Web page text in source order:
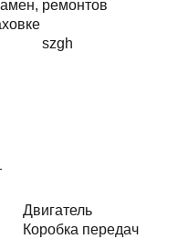
ремонтов
szgh
Двигатель
Коробка передач